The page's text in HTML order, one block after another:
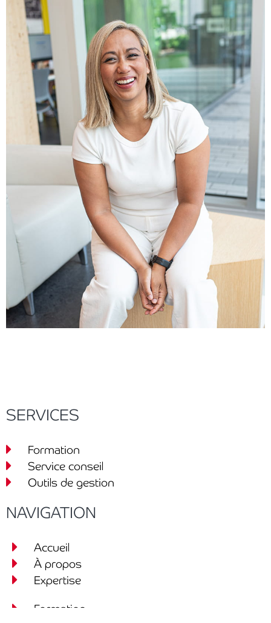
SERVICES
Formation
Service conseil
Outils de gestion
NAVIGATION
Accueil
À propos
Expertise
Formation